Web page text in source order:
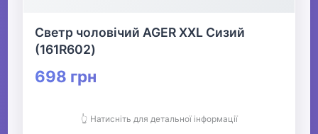
Светр чоловічий AGER XXL Сизий
(161R602)
698 грн
👆 Натисніть для детальної інформації